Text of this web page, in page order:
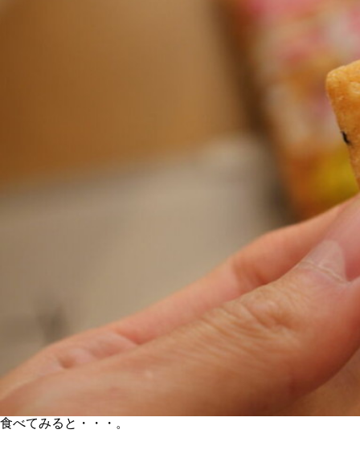
食べてみると・・・。